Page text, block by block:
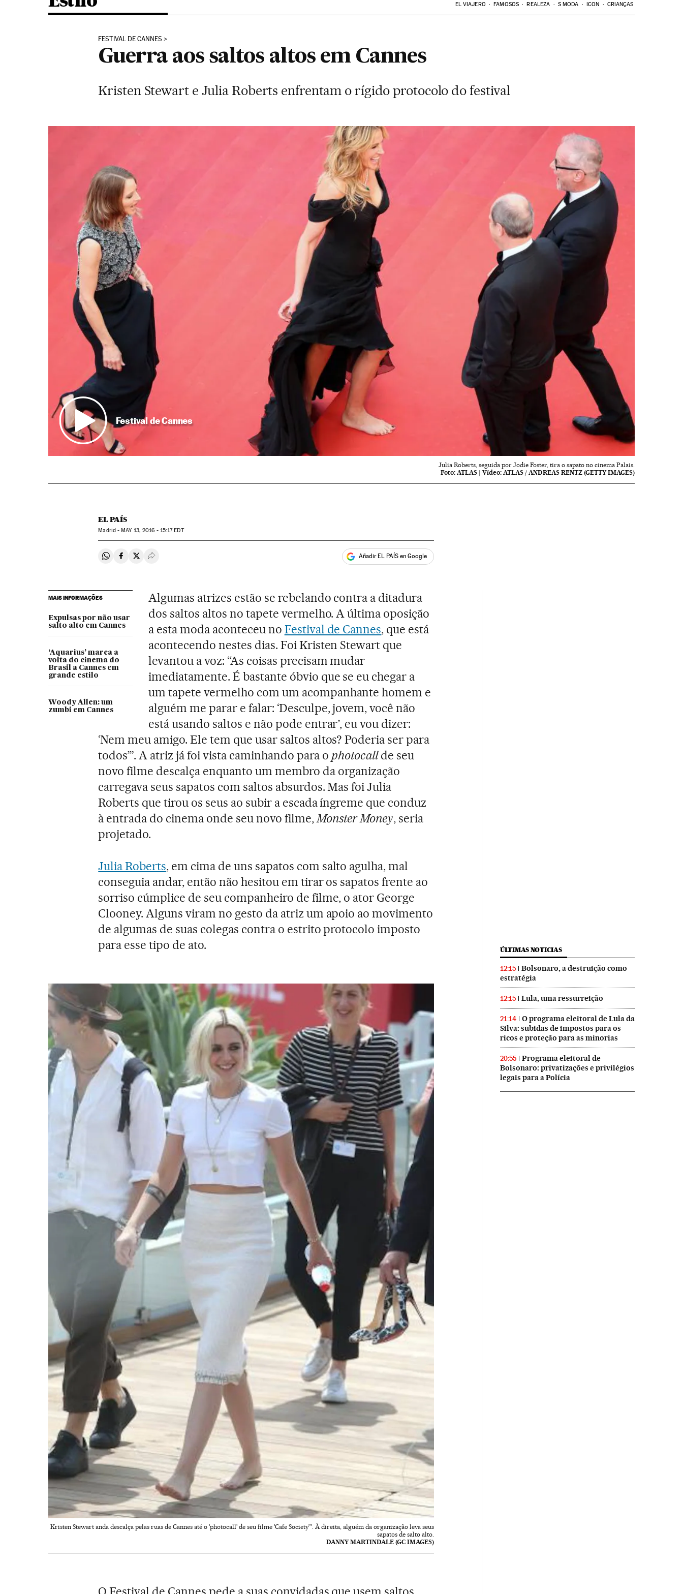
EL VIAJERO FAMOSOS REALEZA S MODA ICON CRIANÇAS
FESTIVAL DE CANNES
Guerra aos saltos altos em Cannes
Kristen Stewart e Julia Roberts enfrentam o rígido protocolo do festival
Festival de Cannes
Julia Roberts, seguida por Jodie Foster, tira o sapato no cinema Palais.
Foto: ATLAS |Vídeo: ATLAS / ANDREAS RENTZ (GETTY IMAGES)
EL PAÍS
Madrid -MAY13, 2016 - 15:17EDT
Compartir en Whatsapp
Compartir en Facebook
Compartir en Twitter
Desplegar Redes Sociales Añadir EL PAÍS en Google
MAIS INFORMAÇÕES
Expulsas por não usar
salto alto em Cannes
‘Aquarius’ marca a
volta do cinema do
Brasil a Cannes em
grande estilo
Woody Allen: um
zumbi em Cannes
Algumas atrizes estão se rebelando contra a ditadura
dos saltos altos no tapete vermelho. A última oposição
a esta moda aconteceu no Festival de Cannes, que está
acontecendo nestes dias. Foi Kristen Stewart que
levantou a voz: “As coisas precisam mudar
imediatamente. É bastante óbvio que se eu chegar a
um tapete vermelho com um acompanhante homem e
alguém me parar e falar: ‘Desculpe, jovem, você não
está usando saltos e não pode entrar’, eu vou dizer:
‘Nem meu amigo. Ele tem que usar saltos altos? Poderia ser para
todos’”. A atriz já foi vista caminhando para o photocallde seu
novo filme descalça enquanto um membro da organização
carregava seus sapatos com saltos absurdos. Mas foi Julia
Roberts que tirou os seus ao subir a escada íngreme que conduz
à entrada do cinema onde seu novo filme,Monster Money, seria
projetado.
Julia Roberts, em cima de uns sapatos com salto agulha, mal
conseguia andar, então não hesitou em tirar os sapatos frente ao
sorriso cúmplice de seu companheiro de filme, o ator George
Clooney. Alguns viram no gesto da atriz um apoio ao movimento
de algumas de suas colegas contra o estrito protocolo imposto
para esse tipo de ato.
Kristen Stewart anda descalça pelas ruas de Cannes até o 'photocall' de seu filme 'Cafe Society”'. À direita, alguém da organização leva seus
sapatos de salto alto.
DANNY MARTINDALE (GC IMAGES)
ÚLTIMAS NOTICIAS
12:15
Bolsonaro, a destruição como
estratégia
12:15 Lula, uma ressurreição
21:14
O programa eleitoral de Lula da
Silva: subidas de impostos para os
ricos e proteção para as minorias
20:55
Programa eleitoral de
Bolsonaro: privatizações e privilégios
legais para a Polícia